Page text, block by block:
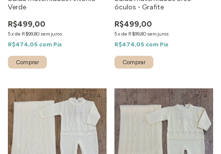
Verde
R$499,00
5xde R$99,80 sem juros
R$474,05 com Pix
Comprar
óculos - Grafite
R$499,00
5xde R$99,80 sem juros
R$474,05 com Pix
Comprar
1 / 4 1/ 4